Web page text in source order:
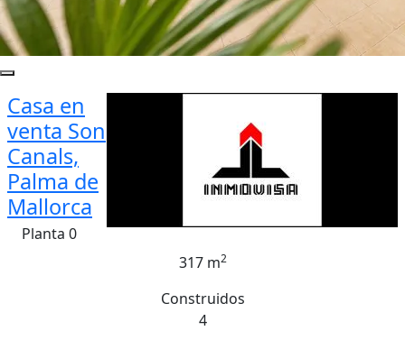
Casa en
venta Son
Canals,
Palma de
Mallorca
Planta 0
317 m2
Construidos
4